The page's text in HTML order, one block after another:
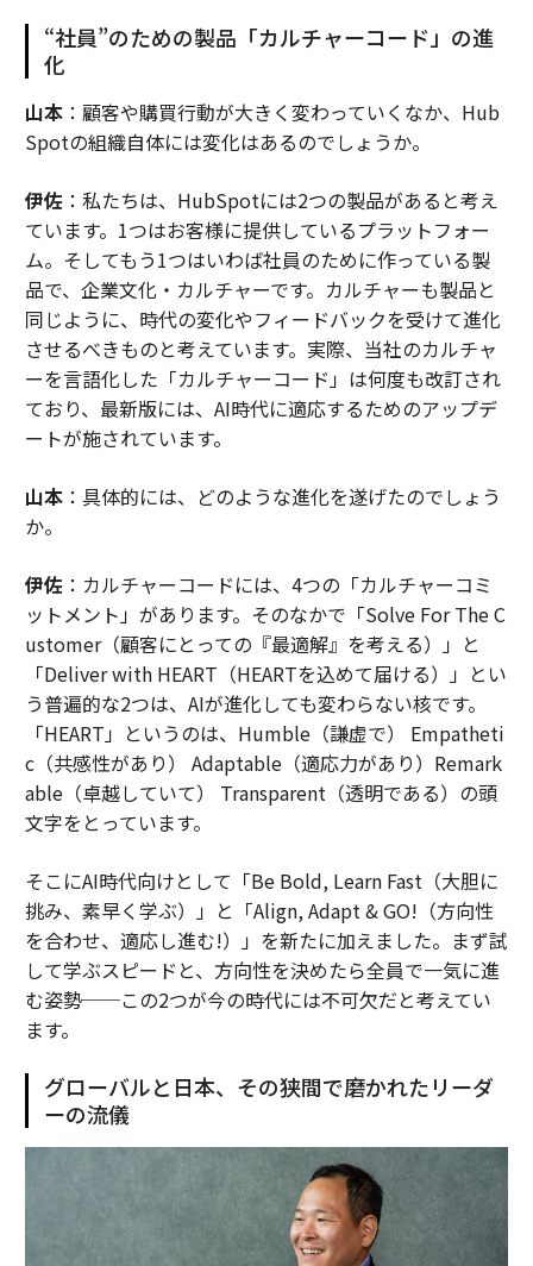
“社員”のための製品「カルチャーコード」の進
化
山本：顧客や購買行動が大きく変わっていくなか、Hub
Spotの組織自体には変化はあるのでしょうか。
伊佐：私たちは、HubSpotには2つの製品があると考え
ています。1つはお客様に提供しているプラットフォー
ム。そしてもう1つはいわば社員のために作っている製
品で、企業文化・カルチャーです。カルチャーも製品と
同じように、時代の変化やフィードバックを受けて進化
させるべきものと考えています。実際、当社のカルチャ
ーを言語化した「カルチャーコード」は何度も改訂され
ており、最新版には、AI時代に適応するためのアップデ
ートが施されています。
山本：具体的には、どのような進化を遂げたのでしょう
か。
伊佐：カルチャーコードには、4つの「カルチャーコミ
ットメント」があります。そのなかで「Solve For The C
ustomer（顧客にとっての『最適解』を考える）」と
「Deliver with HEART（HEARTを込めて届ける）」とい
う普遍的な2つは、AIが進化しても変わらない核です。
「HEART」というのは、Humble（謙虚で） Empatheti
c（共感性があり） Adaptable（適応力があり）Remark
able（卓越していて） Transparent（透明である）の頭
文字をとっています。
そこにAI時代向けとして「Be Bold, Learn Fast（大胆に
挑み、素早く学ぶ）」と「Align, Adapt & GO!（方向性
を合わせ、適応し進む!）」を新たに加えました。まず試
して学ぶスピードと、方向性を決めたら全員で一気に進
む姿勢──この2つが今の時代には不可欠だと考えてい
ます。
グローバルと日本、その狭間で磨かれたリーダ
ーの流儀